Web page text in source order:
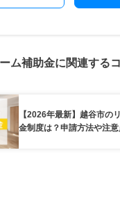
ム補助金に関連する
【2026年最新】越谷市の
金制度は？申請方法や注意